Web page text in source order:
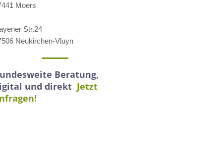
Moers
Str.24
Neukirchen-Vluyn
Beratung,
und direkt Jetzt